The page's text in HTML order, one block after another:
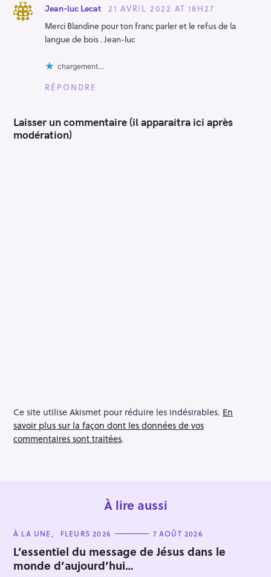
o
n
Jean-luc Lecat
21 AVRIL 2022 AT 18H27
Merci Blandine pour ton franc parler et le refus de la
langue de bois . Jean-luc
chargement…
RÉPONDRE
Laisser un commentaire (il apparaitra ici après
modération)
Ce site utilise Akismet pour réduire les indésirables. En
savoir plus sur la façon dont les données de vos
commentaires sont traitées.
À lire aussi
C
T
E
G
O
À LA UNE FLEURS 2026 7 AOÛT 2026
L’essentiel du message de Jésus dans le
monde d’aujourd’hui…